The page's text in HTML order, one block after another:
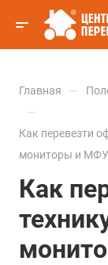
Главная —
—
Как перевезти
мониторы и МФУ
Как